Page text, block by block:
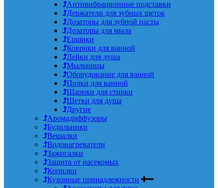
Антивибрационные подставки
Держатели для зубных щеток
Дозаторы для зубной пасты
Дозаторы для мыла
Ершики
Коврики для ванной
Лейки для душа
Мыльницы
Оборудование для ванной
Полки для ванной
Шарики для стирки
Щетки для душа
Другие
Аромадиффузоры
Будильники
Вешалки
Водонагреватели
Зажигалки
Защита от насекомых
Копилки
Кухонные принадлежности